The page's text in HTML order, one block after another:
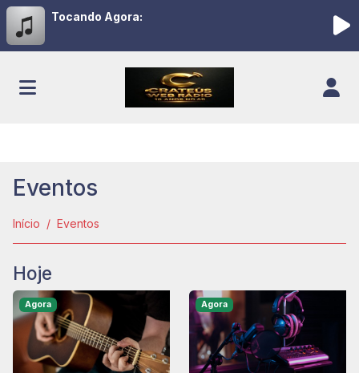
Tocando Agora:
Eventos
Início Eventos
Hoje
Agora Agora